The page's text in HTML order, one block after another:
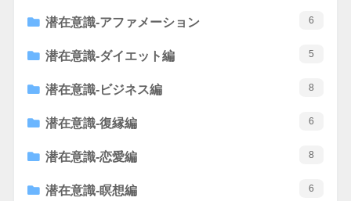
潜在意識-アファメーション 6
潜在意識-ダイエット編 5
潜在意識-ビジネス編 8
潜在意識-復縁編 6
潜在意識-恋愛編 8
潜在意識-瞑想編 6